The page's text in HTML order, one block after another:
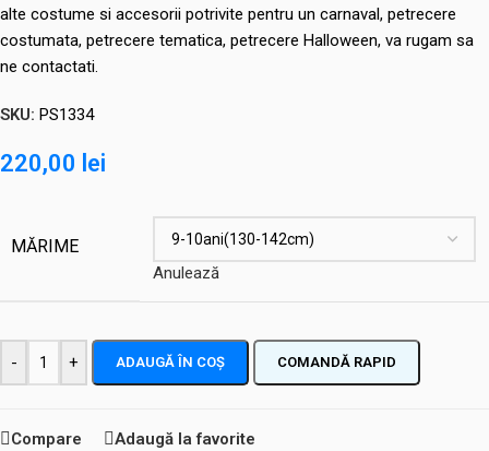
alte costume si accesorii potrivite pentru un carnaval, petrecere
costumata, petrecere tematica, petrecere Halloween, va rugam sa
ne contactati.
SKU: PS1334
220,00 lei
MĂRIME
Anulează
- + ADAUGĂ ÎN COȘ COMANDĂ RAPID
Compare Adaugă la favorite